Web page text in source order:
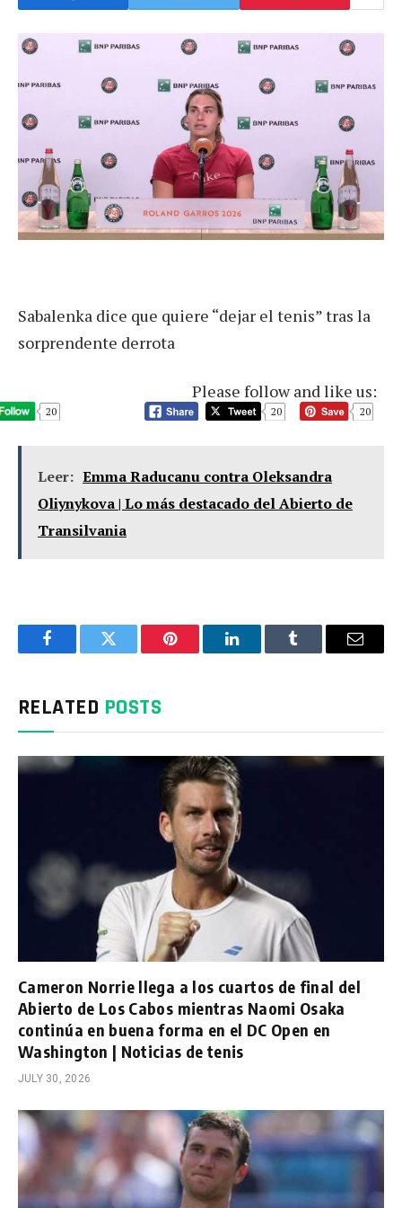
Sabalenka dice que quiere “dejar el tenis” tras la
sorprendente derrota
Please follow and like us:
20 20 20
Leer: Emma Raducanu contra Oleksandra
Oliynykova | Lo más destacado del Abierto de
Transilvania
FacebookTwitter Pinterest LinkedInTumblr Email
RELATED POSTS
Cameron Norrie llega a los cuartos de final del
Abierto de Los Cabos mientras Naomi Osaka
continúa en buena forma en el DC Open en
Washington | Noticias de tenis
JULY 30, 2026